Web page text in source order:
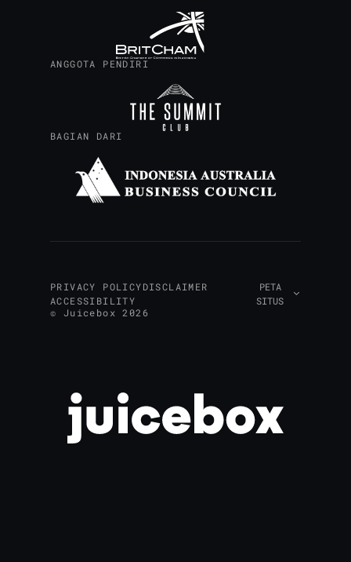
ANGGOTA PENDIRI
BAGIAN DARI
PRIVACY POLICYDISCLAIMER
ACCESSIBILITY
PETA
SITUS
© Juicebox 2026